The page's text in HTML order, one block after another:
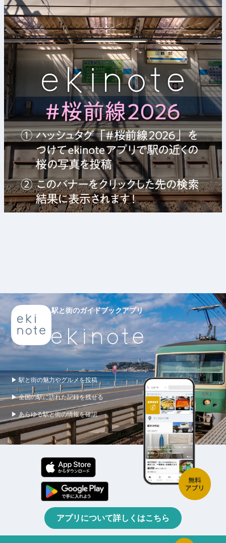
駅と街のガイドブックアプリ
▶ 駅と街の魅力やグルメを投稿
▶ 全国の駅に訪れた記録を残せる
▶ あらゆる駅と街の情報を確認
アプリについて詳しくはこちら